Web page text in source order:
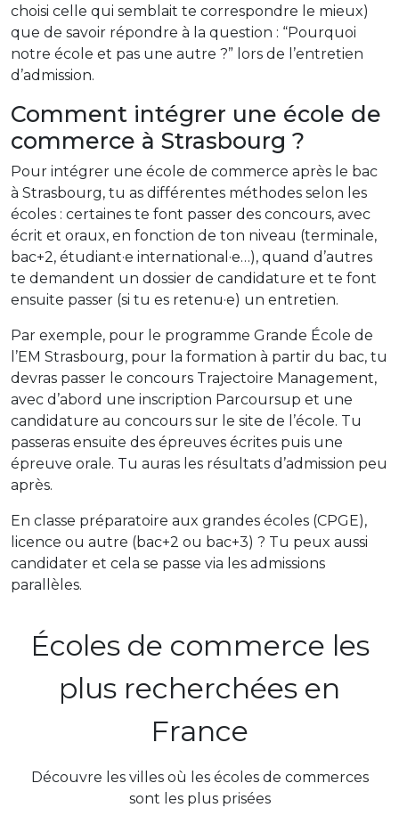
choisi celle qui semblait te correspondre le mieux)
que de savoir répondre à la question : “Pourquoi
notre école et pas une autre ?” lors de l’entretien
d’admission.
Comment intégrer une école de
commerce à Strasbourg ?
Pour intégrer une école de commerce après le bac
à Strasbourg, tu as différentes méthodes selon les
écoles : certaines te font passer des concours, avec
écrit et oraux, en fonction de ton niveau (terminale,
bac+2, étudiant·e international·e…), quand d’autres
te demandent un dossier de candidature et te font
ensuite passer (si tu es retenu·e) un entretien.
Par exemple, pour le programme Grande École de
l’EM Strasbourg, pour la formation à partir du bac, tu
devras passer le concours Trajectoire Management,
avec d’abord une inscription Parcoursup et une
candidature au concours sur le site de l’école. Tu
passeras ensuite des épreuves écrites puis une
épreuve orale. Tu auras les résultats d’admission peu
après.
En classe préparatoire aux grandes écoles (CPGE),
licence ou autre (bac+2 ou bac+3) ? Tu peux aussi
candidater et cela se passe via les admissions
parallèles.
Écoles de commerce les
plus recherchées en
France
Découvre les villes où les écoles de commerces
sont les plus prisées